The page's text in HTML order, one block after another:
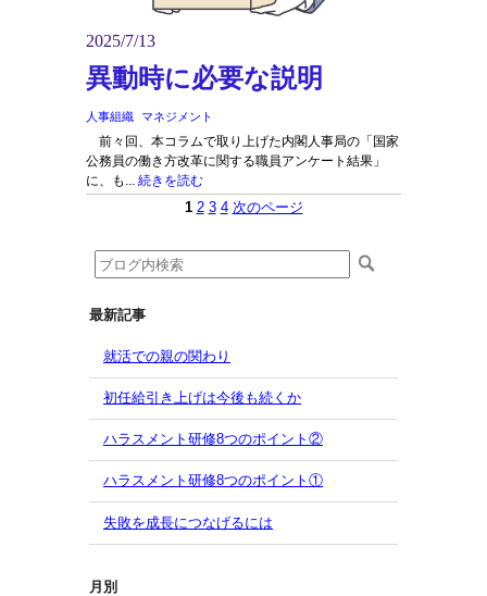
2025/7/13
異動時に必要な説明
人事組織 マネジメント
前々回、本コラムで取り上げた内閣人事局の「国家
公務員の働き方改革に関する職員アンケート結果」
に、も... 続きを読む
1 2 3 4 次のページ
最新記事
就活での親の関わり
初任給引き上げは今後も続くか
ハラスメント研修8つのポイント②
ハラスメント研修8つのポイント①
失敗を成長につなげるには
月別